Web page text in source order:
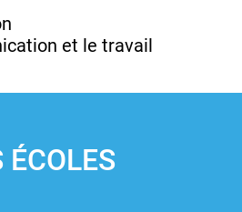
et le travail
ÉCOLES